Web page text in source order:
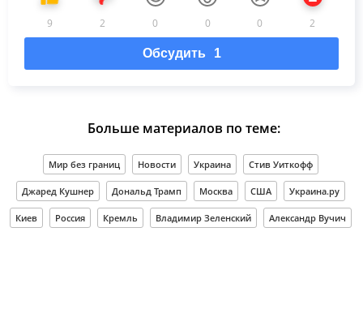
9 2 0 0 0 2
Обсудить 1
Больше материалов по теме:
Мир без границ Новости Украина Стив Уиткофф
Джаред Кушнер Дональд Трамп Москва США Украина.ру
Киев Россия Кремль Владимир Зеленский Александр Вучич